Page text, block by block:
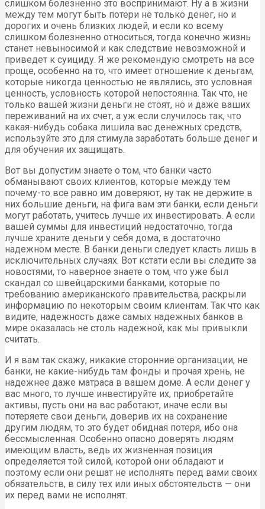
слишком болезненно это воспринимают. Ну а в жизни
между тем могут быть потери не только денег, но и
дорогих и очень близких людей, и если ко всему
слишком болезненно относиться, тогда конечно жизнь
станет невыносимой и как следствие невозможной и
приведет к суициду. Я же рекомендую смотреть на все
проще, особенно на то, что имеет отношение к деньгам,
которые никогда ценностью не являлись, это условная
ценность, условность которой непостоянна. Так что, не
только вашей жизни деньги не стоят, но и даже ваших
переживаний на их счет, а уж если случилось так, что
какая-нибудь собака лишила вас денежных средств,
используйте это для стимула заработать больше денег и
для обучения их защищать.
Вот вы допустим знаете о том, что банки часто
обманывают своих клиентов, которые между тем
почему-то все равно им доверяют, ну так не держите в
них большие деньги, на фига вам эти банки, если деньги
могут работать, учитесь лучше их инвестировать. А если
вашей суммы для инвестиций недостаточно, тогда
лучше храните деньги у себя дома, в достаточно
надежном месте. В банки деньги следует класть лишь в
исключительных случаях. Вот кстати если вы следите за
новостями, то наверное знаете о том, что уже был
скандал со швейцарскими банками, которые по
требованию американского правительства, раскрыли
информацию по некоторым своим клиентам. Так что как
видите, надежность даже самых надежных банков в
мире оказалась не столь надежной, как мы привыкли
считать.
И я вам так скажу, никакие сторонние организации, не
банки, не какие-нибудь там фонды и прочая хрень, не
надежнее даже матраса в вашем доме. А если денег у
вас много, то лучше инвестируйте их, приобретайте
активы, пусть они на вас работают, иначе если вы
потеряете свои деньги, доверив их на сохранение
другим людям, то это будет обидная потеря, ибо она
бессмысленная. Особенно опасно доверять людям
имеющим власть, ведь их жизненная позиция
определяется той силой, которой они обладают и
поэтому если они решат не исполнять перед вами своих
обязательств, в силу тех или иных обстоятельств — они
их перед вами не исполнят.